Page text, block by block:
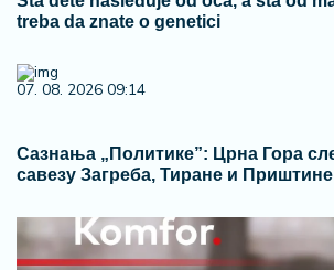
treba da znate o genetici
07. 08. 2026 09:14
Сазнања „Политике”: Црна Гора
савезу Загреба, Тиране и Приштине